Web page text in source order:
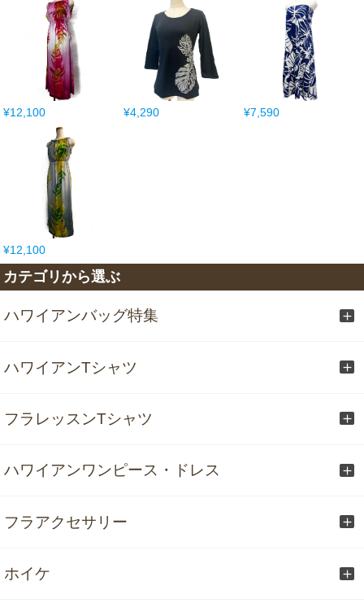
¥12,100 ¥4,290 ¥7,590
¥12,100
カテゴリから選ぶ
ハワイアンバッグ特集
ハワイアンTシャツ
フラレッスンTシャツ
ハワイアンワンピース・ドレス
フラアクセサリー
ホイケ